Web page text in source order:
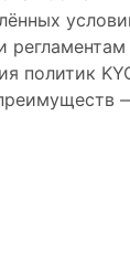
политик